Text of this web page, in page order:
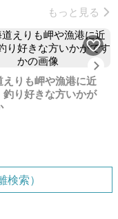
もっと見る
えりも岬や漁港に近
釣り好きな方いかが
索）